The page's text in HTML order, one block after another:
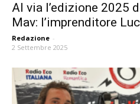
Al via l’edizione 2025
Mav: l’imprenditore
Redazione -
2 Settembre 2025